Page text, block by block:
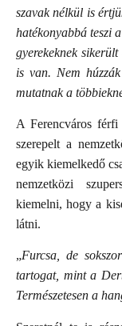
szavak nélkül is
hatékonyabbá teszi
gyerekeknek
is van. Nem
mutatnak a
A Ferencváros férfi
szerepelt a
egyik kiemelkedő
nemzetközi
kiemelni, hogy a
látni.
„Furcsa, de
tartogat, mint a
Természetesen a